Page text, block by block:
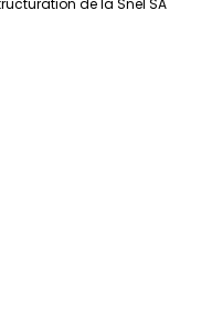
de la Snel SA